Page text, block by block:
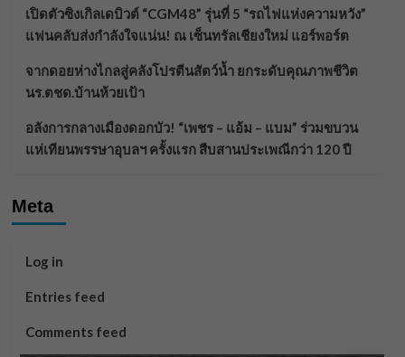
เปิดตัวซิงเกิลเดบิวต์ “CGM48” รุ่นที่ 5 “รถไฟแห่งความหวัง”
แฟนคลับส่งกำลังใจแน่น! ณ เซ็นทรัลเชียงใหม่ แอร์พอร์ต
จากดอยห่างไกลสู่คลังโปรตีนสัตว์น้ำ ยกระดับคุณภาพชีวิต
นร.ตชด.บ้านห้วยเป้า
อลังการกลางเมืองดอกบัว! “เพชร – แอ้ม – แบม” ร่วมขบวน
แห่เทียนพรรษาอุบลฯ ครั้งแรก สืบสานประเพณีกว่า 120 ปี
Meta
Log in
Entries feed
Comments feed